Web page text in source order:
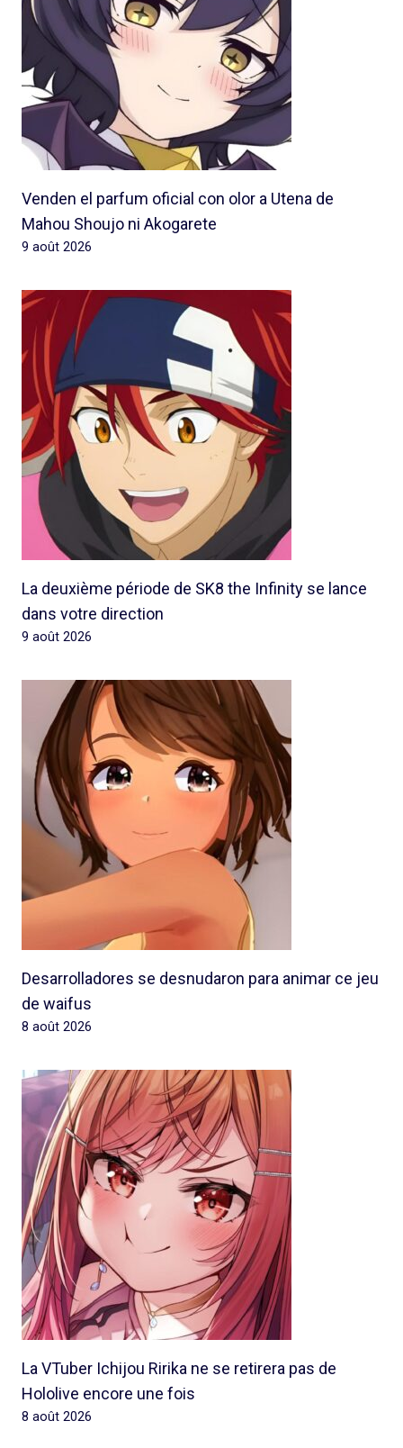
Venden el parfum oficial con olor a Utena de
Mahou Shoujo ni Akogarete
9 août 2026
La deuxième période de SK8 the Infinity se lance
dans votre direction
9 août 2026
Desarrolladores se desnudaron para animar ce jeu
de waifus
8 août 2026
La VTuber Ichijou Ririka ne se retirera pas de
Hololive encore une fois
8 août 2026